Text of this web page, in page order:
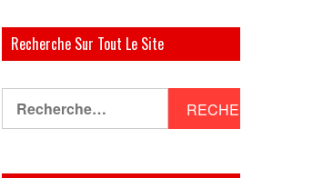
Recherche Sur Tout Le Site